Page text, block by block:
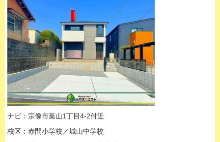
ナビ：宗像市葉山1丁目4-2付近
校区：赤間小学校／城山中学校